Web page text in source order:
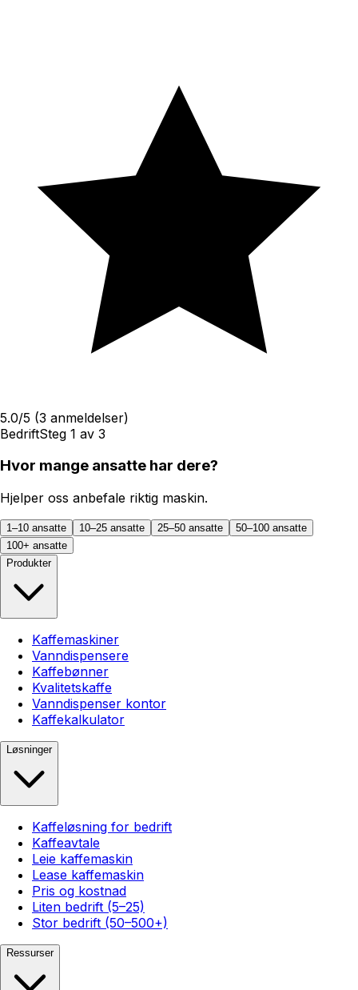
5.0/5 (3 anmeldelser)
BedriftSteg 1 av 3
Hvor mange ansatte har dere?
Hjelper oss anbefale riktig maskin.
1–10 ansatte 10–25 ansatte 25–50 ansatte
50–100 ansatte
100+ ansatte
Produkter
Kaffemaskiner
Vanndispensere
Kaffebønner
Kvalitetskaffe
Vanndispenser kontor
Kaffekalkulator
Løsninger
Kaffeløsning for bedrift
Kaffeavtale
Leie kaffemaskin
Lease kaffemaskin
Pris og kostnad
Liten bedrift (5–25)
Stor bedrift (50–500+)
Ressurser